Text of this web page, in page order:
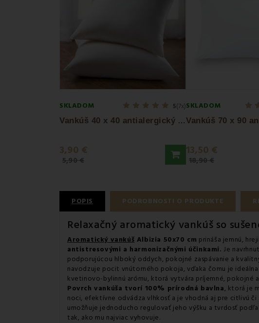
SKLADOM 5(7x)
V
ankúš 40 x 40 antialergický EMI standard
3,90 €
5,90 €
SKLADOM
13,50 €
18,90 €
POPIS PODROBNOSTI O PRODUKTE
Relaxačný aromatický vankúš so
Aromatický vankúš Albizia 50x70 cm prináša jemnú,
antistresovými a harmonizačnými účinkami. Je
podporujúcou hlboký oddych, pokojné zaspávanie a
navodzuje pocit vnútorného pokoja, vďaka čomu je
kvetinovo-bylinnú arómu, ktorá vytvára príjemné, pokojné
Povrch vankúša tvorí 100% prírodná bavlna, ktorá je
noci, efektívne odvádza vlhkosť a je vhodná aj pre citlivú
umožňuje jednoducho regulovať jeho výšku a tvrdosť
tak, ako mu najviac vyhovuje.